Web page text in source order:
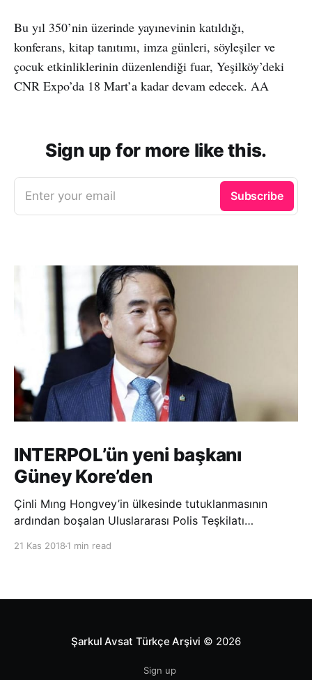
Bu yıl 350’nin üzerinde yayınevinin katıldığı,
konferans, kitap tanıtımı, imza günleri, söyleşiler ve
çocuk etkinliklerinin düzenlendiği fuar, Yeşilköy’deki
CNR Expo’da 18 Mart’a kadar devam edecek. AA
Sign up for more like this.
Enter your email Subscribe
INTERPOL’ün yeni başkanı
Güney Kore’den
Çinli Mıng Hongvey’in ülkesinde tutuklanmasının
ardından boşalan Uluslararası Polis Teşkilatı
21 Kas 2018 1 min read
Şarkul Avsat Türkçe Arşivi © 2026
Sign up